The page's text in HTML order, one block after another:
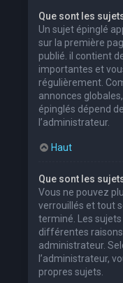
Que sont les
Un sujet épinglé
sur la première
publié. il contient
importantes et
régulièrement.
annonces
épinglés dépend
l’administrateur.
Haut
Que sont les
Vous ne pouvez
verrouillés et tout
terminé. Les
différentes
administrateur.
l’administrateur,
propres sujets.